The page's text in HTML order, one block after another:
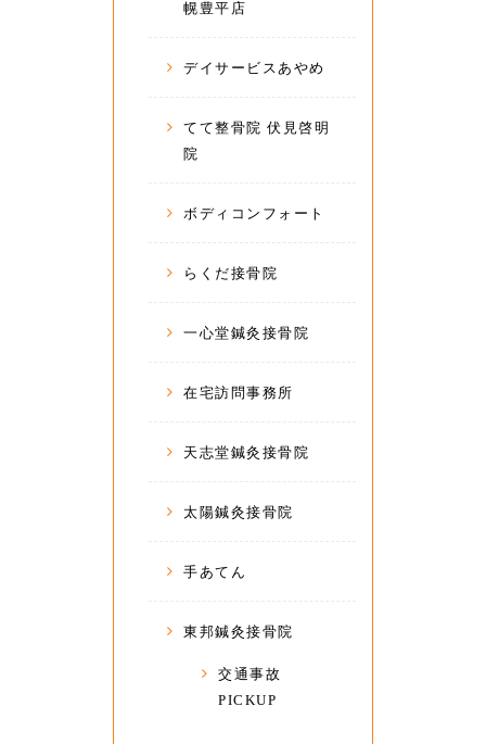
幌豊平店
デイサービスあやめ
てて整骨院 伏見啓明
院
ボディコンフォート
らくだ接骨院
一心堂鍼灸接骨院
在宅訪問事務所
天志堂鍼灸接骨院
太陽鍼灸接骨院
手あてん
東邦鍼灸接骨院
交通事故
PICKUP